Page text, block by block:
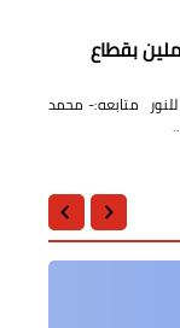
بقطاع
للنور متابعه:- محمد